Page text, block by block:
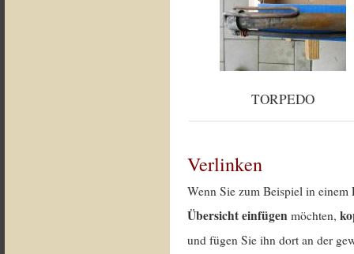
TORPEDO
Verlinken
Wenn Sie zum Beispiel in
Übersicht einfügen möchten,
und fügen Sie ihn dort an der